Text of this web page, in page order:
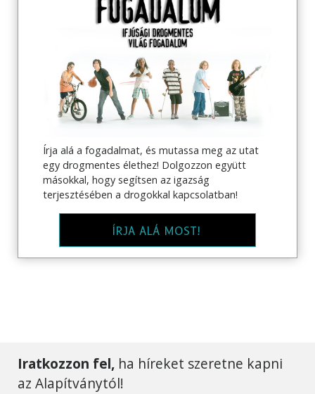
Írja alá a fogadalmat, és mutassa meg az utat
egy drogmentes élethez! Dolgozzon együtt
másokkal, hogy segítsen az igazság
terjesztésében a drogokkal kapcsolatban!
ÍRJA ALÁ MOST!
Iratkozzon fel, ha híreket szeretne kapni
az Alapítványtól!